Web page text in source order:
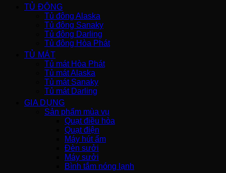
TỦ ĐÔNG
Tủ đông Alaska
Tủ đông Sanaky
Tủ đông Darling
Tủ đông Hòa Phát
TỦ MÁT
Tủ mát Hòa Phát
Tủ mát Alaska
Tủ mát Sanaky
Tủ mát Darling
GIA DỤNG
Sản phẩm mùa vụ
Quạt điều hòa
Quạt điện
Máy hút ẩm
Đèn sưởi
Máy sưởi
Bình tắm nóng lạnh